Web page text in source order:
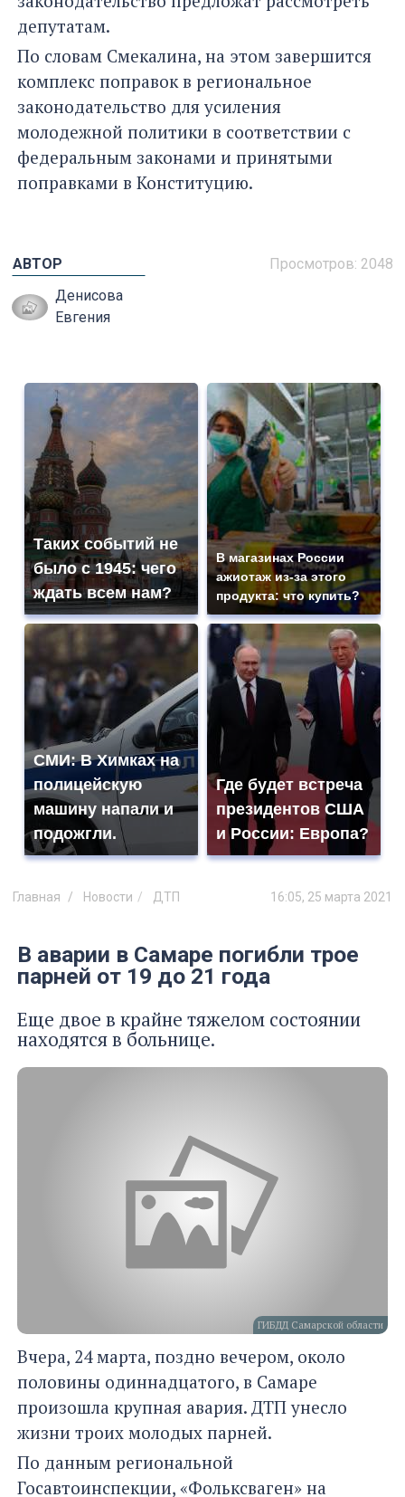
депутатам.
По словам Смекалина, на этом завершится
комплекс поправок в региональное
законодательство для усиления
молодежной политики в соответствии с
федеральным законами и принятыми
поправками в Конституцию.
Просмотров: 2048
АВТОР
Денисова
Евгения
Таких событий не
было с 1945: чего
ждать всем нам?
В магазинах России
ажиотаж из-за этого
продукта: что купить?
СМИ: В Химках на
полицейскую
машину напали и
подожгли.
Где будет встреча
президентов США
и России: Европа?
Главная Новости ДТП 16:05, 25 марта 2021
В аварии в Самаре погибли трое
парней от 19 до 21 года
Еще двое в крайне тяжелом состоянии
находятся в больнице.
ГИБДД Самарской области
Вчера, 24 марта, поздно вечером, около
половины одиннадцатого, в Самаре
произошла крупная авария. ДТП унесло
жизни троих молодых парней.
По данным региональной
Госавтоинспекции, «Фольксваген» на